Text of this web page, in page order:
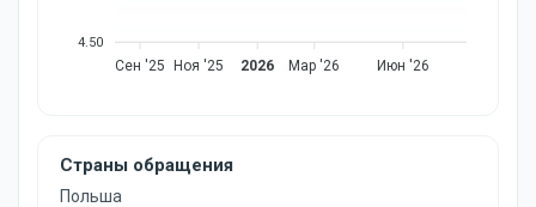
4.50
Сен '25 Ноя '25 2026 Мар '26 Июн '26
Страны обращения
Польша